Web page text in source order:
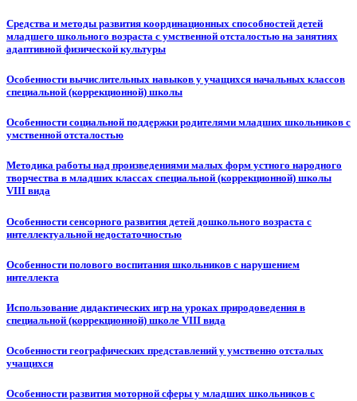
Средства и методы развития координационных способностей детей
младшего школьного возраста с умственной отсталостью на занятиях
адаптивной физической культуры
Особенности вычислительных навыков у учащихся начальных классов
специальной (коррекционной) школы
Особенности социальной поддержки родителями младших школьников с
умственной отсталостью
Методика работы над произведениями малых форм устного народного
творчества в младших классах специальной (коррекционной) школы
VIII вида
Особенности сенсорного развития детей дошкольного возраста с
интеллектуальной недостаточностью
Особенности полового воспитания школьников с нарушением
интеллекта
Использование дидактических игр на уроках природоведения в
специальной (коррекционной) школе VIII вида
Особенности географических представлений у умственно отсталых
учащихся
Особенности развития моторной сферы у младших школьников с